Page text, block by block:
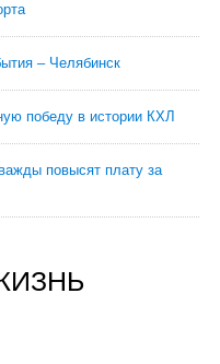
– Челябинск
победу в истории КХЛ
повысят плату за